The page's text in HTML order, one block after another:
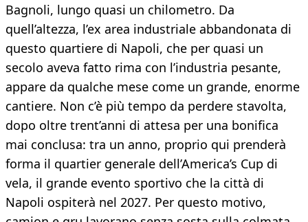
Bagnoli, lungo quasi un chilometro. Da
quell’altezza, l’ex area industriale abbandonata di
questo quartiere di Napoli, che per quasi un
secolo aveva fatto rima con l’industria pesante,
appare da qualche mese come un grande, enorme
cantiere. Non c’è più tempo da perdere stavolta,
dopo oltre trent’anni di attesa per una bonifica
mai conclusa: tra un anno, proprio qui prenderà
forma il quartier generale dell’America’s Cup di
vela, il grande evento sportivo che la città di
Napoli ospiterà nel 2027. Per questo motivo,